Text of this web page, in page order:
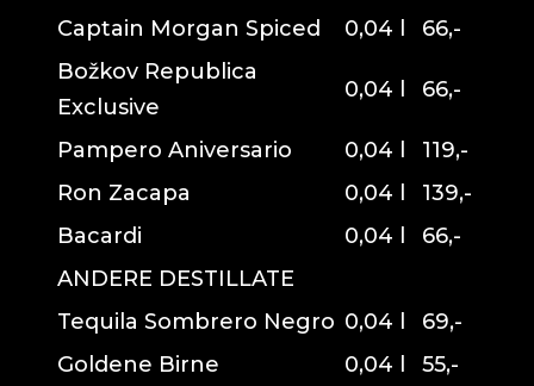
Captain Morgan Spiced
0,04 l
66,-
Božkov Republica
Exclusive
0,04 l 66,-
Pampero Aniversario 0,04 l
119,-
Ron Zacapa
0,04 l
139,-
Bacardi
0,04 l
66,-
ANDERE DESTILLATE
Tequila Sombrero Negro 0,04 l
69,-
Goldene Birne
0,04 l
55,-